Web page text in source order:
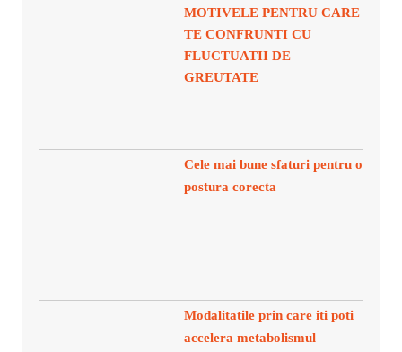
MOTIVELE PENTRU CARE
TE CONFRUNTI CU
FLUCTUATII DE
GREUTATE
Cele mai bune sfaturi pentru o
postura corecta
Modalitatile prin care iti poti
accelera metabolismul